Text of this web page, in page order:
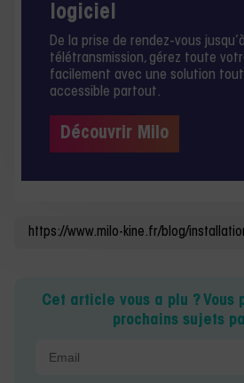
logiciel
De la prise de rendez-vous
télétransmission, gérez toute
facilement avec une solution
accessible partout.
Découvrir Milo
Cet article vous a plu ? Vous
prochains sujets